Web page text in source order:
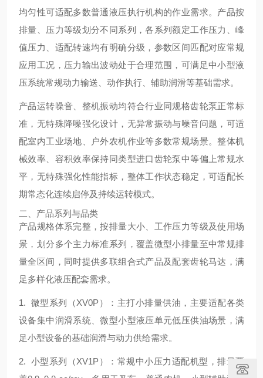
均匀性可适配多数普通液压执行机构的作业需求。产品按
排量、压力等级划分不同系列，各系列额定工作压力、峰
值压力、适配转速均有明确分级，参数区间匹配对应常规
应用工况，压力输出波动处于合理范围，可满足中小型液
压系统常规动力输送、动作执行、辅助润滑等基础需求。
产品运转噪音、整机振动均符合行业同规格齿轮泵正常标
准，无特殊降噪强化设计，无异常振动与噪音问题，可适
配室内工业场地、户外农机作业等多数常规场景。整体机
械效率、容积效率保持同类型进口齿轮泵中等偏上常规水
平，无特殊强化性能指标，整体工作状态稳定，可适配长
期常态化连续启停及持续运转模式。
二、产品系列与品类
产品规格体系完整，按排量大小、工作压力等级及使用场
景，划分多个主力标准系列，覆盖微型小排量至中常规排
量全区间，同时提供多联组合式产品及配套齿轮马达，满
足多样化液压配套需求。
1. 微型系列（XV0P）：主打小排量供油，主要适配各类
设备集中润滑系统、微型小型液压单元低压供油场景，满
足小型设备的基础润滑与动力供给需求。
2. 小型系列（XV1P）：常规中小压力适配机型，排量覆